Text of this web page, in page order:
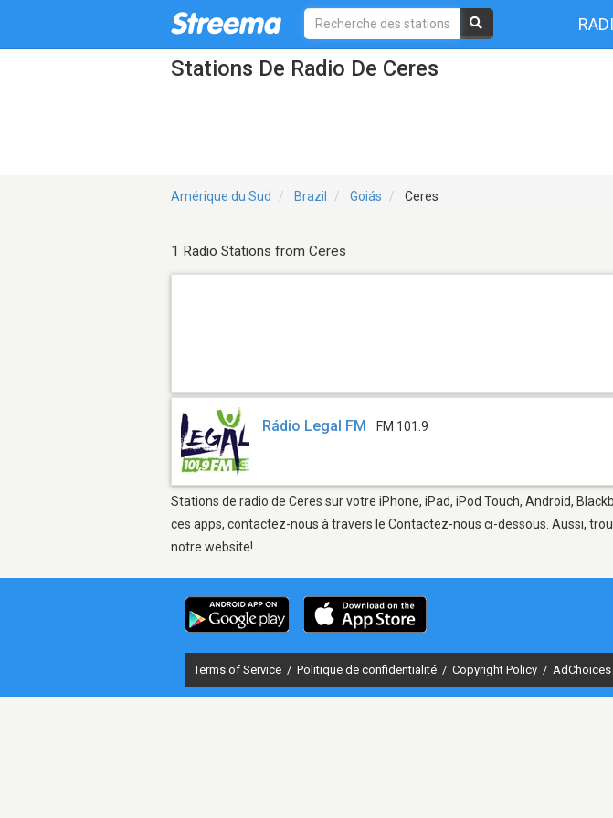
Stations De Radio De Ceres
Amérique du Sud Brazil Goiás Ceres
1 Radio Stations from Ceres
Rádio Legal FM FM 101.9
Stations de radio de Ceres sur votre iPhone, iPad, iPod Touch, Android,
ces apps, contactez-nous à travers le Contactez-nous ci-dessous. Aussi,
notre website!
Terms of Service / Politique de confidentialité / Copyright Policy / AdChoices